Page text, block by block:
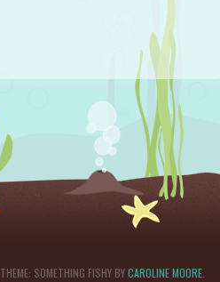
THEME: SOMETHING FISHY BYCAROLINE MOORE